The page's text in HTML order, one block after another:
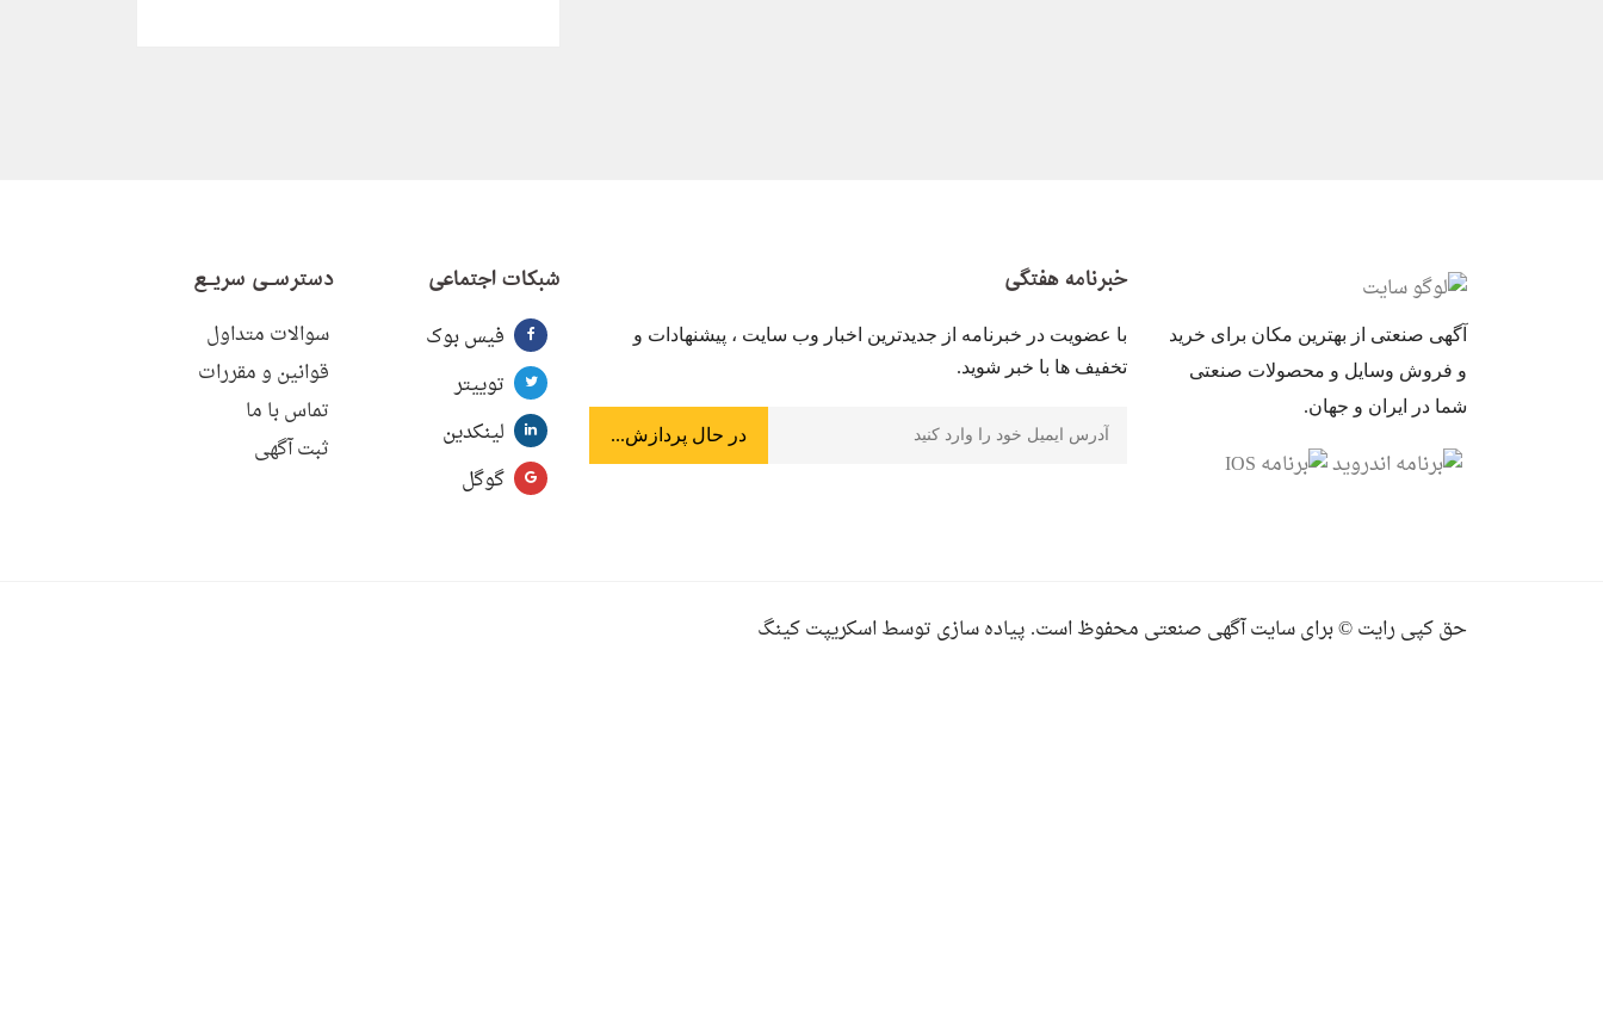
آگهی صنعتی از بهترین مکان برای خرید
و فروش وسایل و محصولات صنعتی
شما در ایران و جهان.
خبرنامه هفتگی
با عضویت در خبرنامه از جدیدترین اخبار وب سایت ، پیشنهادات و
تخفیف ها با خبر شوید.
شبکات اجتماعی
فیس بوک
توییتر
لینکدین
گوگل
دسترسـی سریـع
سوالات متداول
قوانین و مقررات
تماس با ما
ثبت آگهی
حق کپی رایت © برای سایت آگهی صنعتی محفوظ است. پیاده سازی توسط اسکریپت کینگ